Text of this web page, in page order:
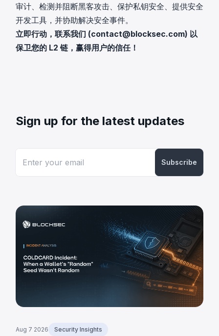
审计、检测并阻断黑客攻击、保护私钥安全、提供安全
开发工具，并协助解决安全事件。
立即行动，联系我们 (contact@blocksec.com) 以
保卫您的 L2 链，赢得用户的信任！
Sign up for the latest updates
Subscribe
Aug 7 2026 Security Insights